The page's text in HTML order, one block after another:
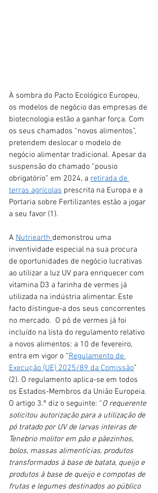
À sombra do Pacto Ecológico Europeu,
os modelos de negócio das empresas de
biotecnologia estão a ganhar força. Com
os seus chamados “novos alimentos”,
pretendem deslocar o modelo de
negócio alimentar tradicional. Apesar da
suspensão do chamado “pousio
obrigatório” em 2024, a retirada de
terras agrícolas prescrita na Europa e a
Portaria sobre Fertilizantes estão a jogar
a seu favor (1).
A Nutriearth demonstrou uma
inventividade especial na sua procura
de oportunidades de negócio lucrativas
ao utilizar a luz UV para enriquecer com
vitamina D3 a farinha de vermes já
utilizada na indústria alimentar. Este
facto distingue-a dos seus concorrentes
no mercado.  O pó de vermes já foi
incluído na lista do regulamento relativo
a novos alimentos: a 10 de fevereiro,
entra em vigor o “Regulamento de
Execução (UE) 2025/89 da Comissão”
(2). O regulamento aplica-se em todos
os Estados-Membros da União Europeia.
O artigo 3.º diz o seguinte: “O requerente
solicitou autorização para a utilização de
pó tratado por UV de larvas inteiras de
Tenebrio molitor em pão e pãezinhos,
bolos, massas alimentícias, produtos
transformados à base de batata, queijo e
produtos à base de queijo e compotas de
frutas e legumes destinados ao público